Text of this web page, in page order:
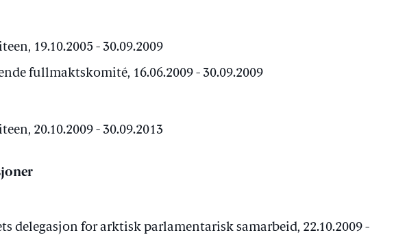
19.10.2005 - 30.09.2009
fullmaktskomité, 16.06.2009 - 30.09.2009
20.10.2009 - 30.09.2013
delegasjon for arktisk parlamentarisk samarbeid, 22.10.2009 -